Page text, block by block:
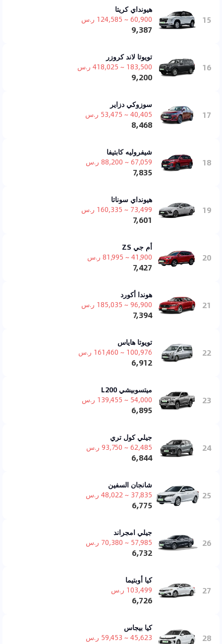
15
هيونداي كريتا
60,900 ~ 124,585 ر.س
9,387
16
تويوتا لاند كروزر
183,500 ~ 418,025 ر.س
9,200
17
سوزوكي دزاير
40,405 ~ 53,475 ر.س
8,468
18
شيفروليه كابتيفا
67,059 ~ 88,200 ر.س
7,835
19
هيونداي سوناتا
73,499 ~ 160,335 ر.س
7,601
20
أم جي ZS
41,900 ~ 81,995 ر.س
7,427
21
هوندا أكورد
96,900 ~ 185,035 ر.س
7,394
22
تويوتا هاياس
100,976 ~ 161,460 ر.س
6,912
23
ميتسوبيشي L200
54,000 ~ 139,455 ر.س
6,895
24
جيلي كول تري
62,485 ~ 93,750 ر.س
6,844
25
شانجان السفين
37,835 ~ 48,022 ر.س
6,775
26
جيلي امجراند
57,985 ~ 70,380 ر.س
6,732
27
كيا أوبتيما
103,499 ر.س
6,726
28
كيا بيجاس
45,623 ~ 59,453 ر.س